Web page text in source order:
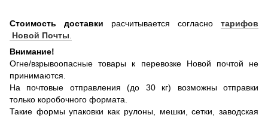
Стоимость доставки расчитывается согласно тарифов
Новой Почты.
Внимание!
Огне/взрывоопасные товары к перевозке Новой почтой не
принимаются.
На почтовые отправления (до 30 кг) возможны отправки
только коробочного формата.
Такие формы упаковки как рулоны, мешки, сетки, заводская